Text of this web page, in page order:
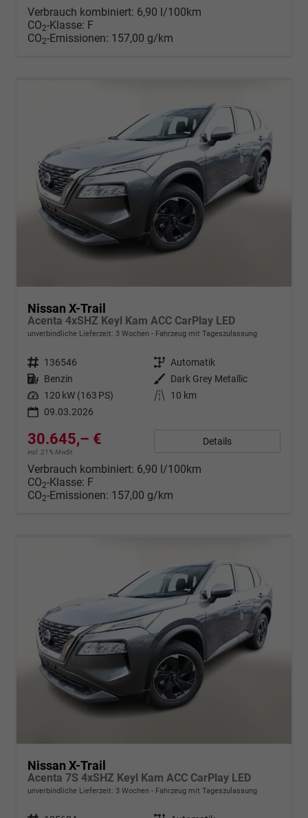
Verbrauch kombiniert: 6,90 l/100km
CO2-Klasse: F
CO2-Emissionen: 157,00 g/km
Nissan X-Trail
Acenta 4xSHZ Keyl Kam ACC CarPlay LED
unverbindliche Lieferzeit: 3 Wochen Fahrzeug mit Tageszulassung
Fahrzeugnr. 136546 Getriebe Automatik
Kraftstoff Benzin Außenfarbe Dark Grey Metallic
Leistung 120 kW (163 PS) Kilometerstand
10 km
09.03.2026
30.645,– €
incl. 21% MwSt.
Details
Verbrauch kombiniert: 6,90 l/100km
CO2-Klasse: F
CO2-Emissionen: 157,00 g/km
Nissan X-Trail
Acenta 7S 4xSHZ Keyl Kam ACC CarPlay LED
unverbindliche Lieferzeit: 3 Wochen Fahrzeug mit Tageszulassung